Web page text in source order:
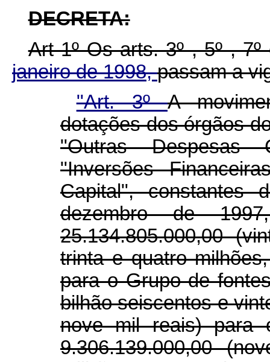
DECRETA:
Art 1º Os arts. 3º , 5º ,
janeiro de 1998,passam a
"Art. 3ºA
dotações dos órgãos
"Outras Despesas
"Inversões
Capital",
dezembro de
25.134.805.000,00
trinta e quatro
para o Grupo de
bilhão seiscentos e
nove mil reais)
9.306.139.000,00